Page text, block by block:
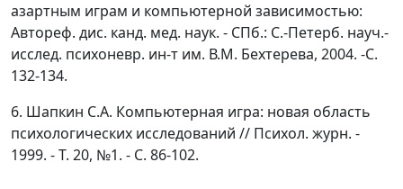
азартным играм и компьютерной зависимостью:
Автореф. дис. канд. мед. наук. - СПб.: С.-Петерб. науч.-
исслед. психоневр. ин-т им. В.М. Бехтерева, 2004. -С.
132-134.
6. Шапкин С.А. Компьютерная игра: новая область
психологических исследований // Психол. журн. -
1999. - Т. 20, №1. - С. 86-102.